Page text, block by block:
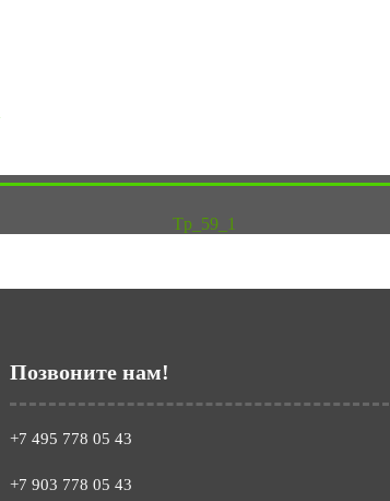
Tp_59_1
Позвоните нам!
+7 495 778 05 43
+7 903 778 05 43